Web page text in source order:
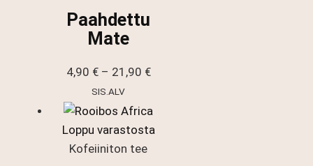
Paahdettu
Mate
4,90 € – 21,90 €Hintaluokka:
-
21,90 €
SIS.ALV
Loppu varastosta
Kofeiiniton tee